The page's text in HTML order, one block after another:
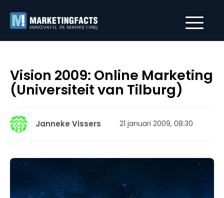
Vision 2009: Online Marketing
(Universiteit van Tilburg)
Janneke Vissers 21 januari 2009, 08:30